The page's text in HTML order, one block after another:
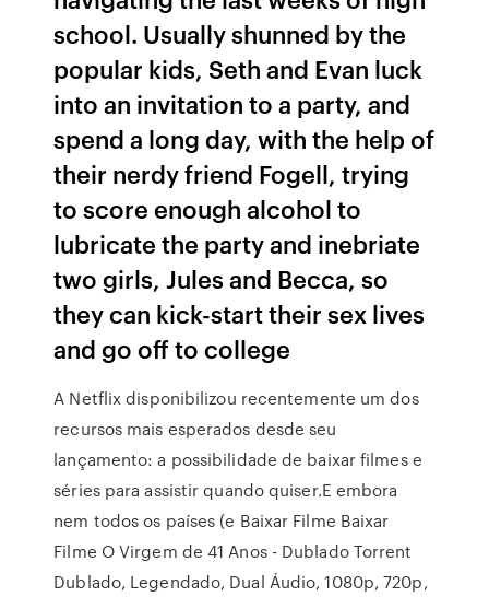
school. Usually shunned by the
popular kids, Seth and Evan luck
into an invitation to a party, and
spend a long day, with the help of
their nerdy friend Fogell, trying
to score enough alcohol to
lubricate the party and inebriate
two girls, Jules and Becca, so
they can kick-start their sex lives
and go off to college
A Netflix disponibilizou recentemente um dos
recursos mais esperados desde seu
lançamento: a possibilidade de baixar filmes e
séries para assistir quando quiser.E embora
nem todos os países (e Baixar Filme Baixar
Filme O Virgem de 41 Anos - Dublado Torrent
Dublado, Legendado, Dual Áudio, 1080p, 720p,